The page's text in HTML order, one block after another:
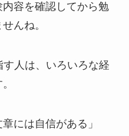
容を確認してから勉
んね。
人は、いろいろな経
には自信がある」